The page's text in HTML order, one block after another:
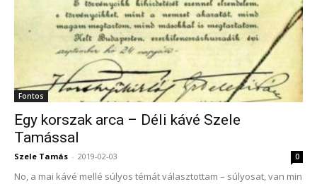
Fontos
Egy korszak arca – Déli kávé Szele
Tamással
Szele Tamás - 2019-02-03 0
No, a mai kávé mellé súlyos témát választottam – súlyosat, van min